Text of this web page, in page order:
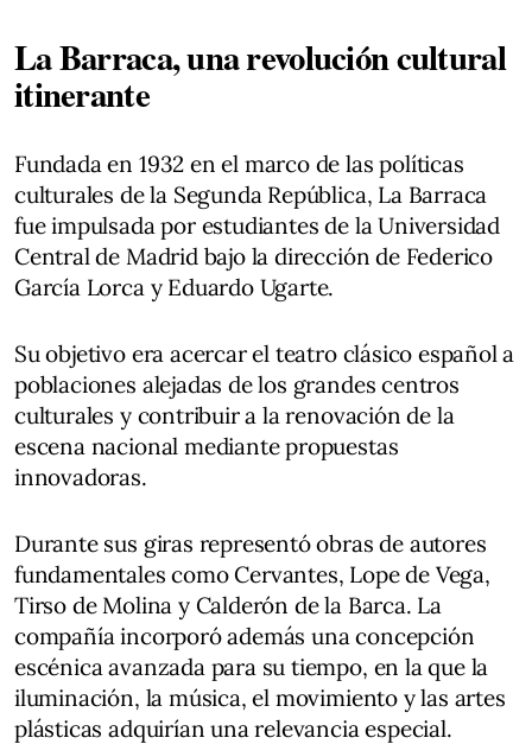
La Barraca, una revolución cultural
itinerante
Fundada en 1932 en el marco de las políticas
culturales de la Segunda República, La Barraca
fue impulsada por estudiantes de la Universidad
Central de Madrid bajo la dirección de Federico
García Lorca y Eduardo Ugarte.
Su objetivo era acercar el teatro clásico español a
poblaciones alejadas de los grandes centros
culturales y contribuir a la renovación de la
escena nacional mediante propuestas
innovadoras.
Durante sus giras representó obras de autores
fundamentales como Cervantes, Lope de Vega,
Tirso de Molina y Calderón de la Barca. La
compañía incorporó además una concepción
escénica avanzada para su tiempo, en la que la
iluminación, la música, el movimiento y las artes
plásticas adquirían una relevancia especial.